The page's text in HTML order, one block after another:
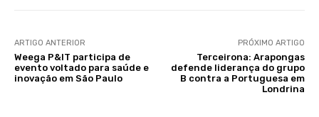
ARTIGO ANTERIOR
Weega P&IT participa de
evento voltado para saúde e
inovação em São Paulo
PRÓXIMO ARTIGO
Terceirona: Arapongas
defende liderança do grupo
B contra a Portuguesa em
Londrina